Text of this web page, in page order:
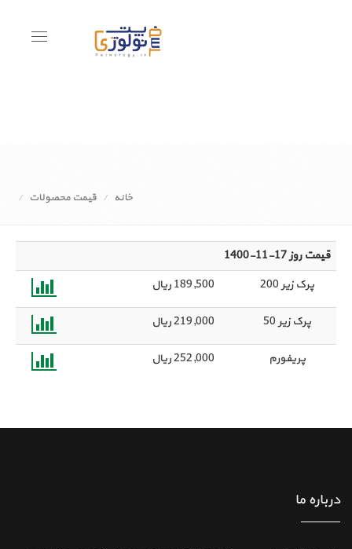
Toggle
خانه قیمت محصولات
قیمت روز 17-11-1400
پرک زیر 200
189,500 ریال
پرک زیر 50 219,000ریال
پریفورم 252,000ریال
درباره ما